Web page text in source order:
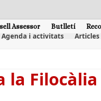
Assessor Butlletí
Agenda i activitats Articles
la Filocàlia